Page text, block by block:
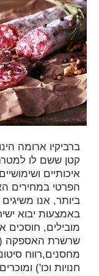
ברביקיו ארומה
קטן ששם לו
איכותיים
הפרטי במחירים
ביותר, אנו
באמצעות יבוא
מובילים, חוסכים
שרשרת האספקה
מחסנים,רווח
חנויות וכו')